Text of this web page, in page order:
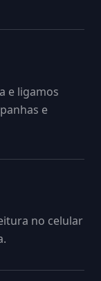
e ligamos
e
no celular